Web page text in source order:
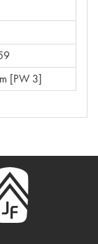
[PW 3]